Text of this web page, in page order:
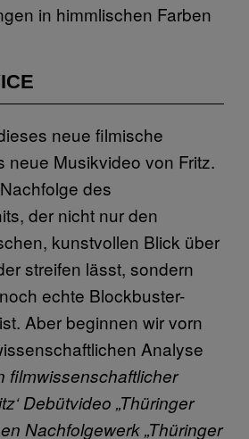
in himmlischen Farben
neue filmische
neue Musikvideo von Fritz.
des
der nicht nur den
kunstvollen Blick über
streifen lässt, sondern
echte Blockbuster-
Aber beginnen wir vorn
Analyse
filmwissenschaftlicher
Debütvideo „Thüringer
Nachfolgewerk „Thüringer